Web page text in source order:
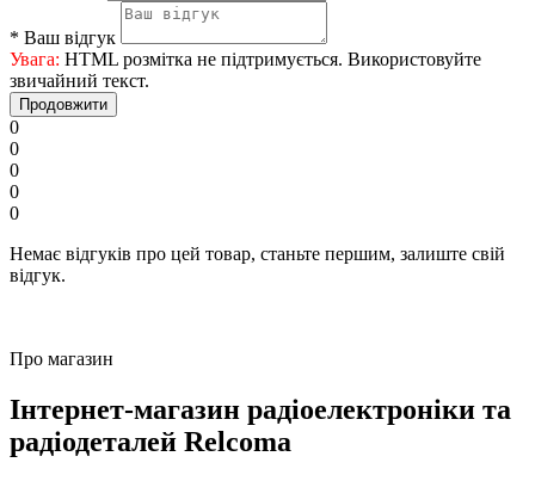
* Ваш відгук
Увага: HTML розмітка не підтримується. Використовуйте
звичайний текст.
Продовжити
0
0
0
0
0
Немає відгуків про цей товар, станьте першим, залиште свій
відгук.
Про магазин
Інтернет-магазин радіоелектроніки та
радіодеталей Relcoma